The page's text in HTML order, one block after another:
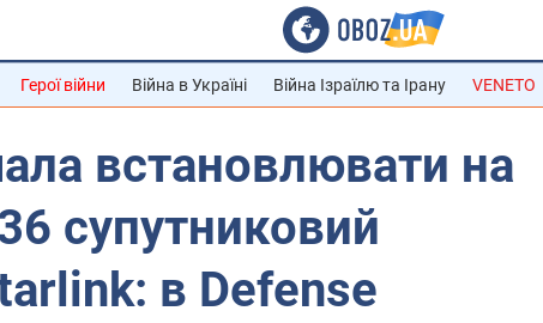
Герої війни Війна в Україні Війна Ізраїлю та Ірану VENETO
встановлювати на
супутниковий
в Defense